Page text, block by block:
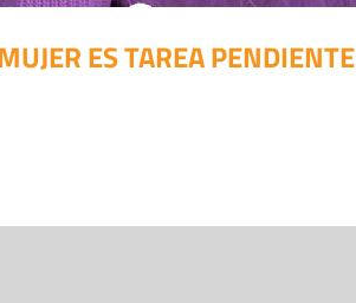
ES TAREA PENDIENTE